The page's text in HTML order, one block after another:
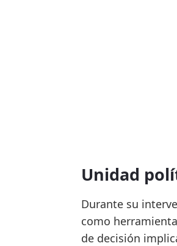
Unidad
Durante su
como
de decisión